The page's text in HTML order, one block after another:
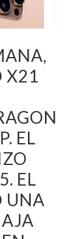
X21
EL
EL
UNA